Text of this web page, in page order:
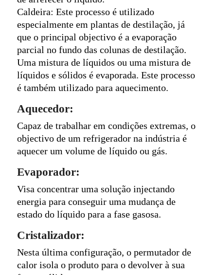
Caldeira: Este processo é utilizado
especialmente em plantas de destilação, já
que o principal objectivo é a evaporação
parcial no fundo das colunas de destilação.
Uma mistura de líquidos ou uma mistura de
líquidos e sólidos é evaporada. Este processo
é também utilizado para aquecimento.
Aquecedor:
Capaz de trabalhar em condições extremas, o
objectivo de um refrigerador na indústria é
aquecer um volume de líquido ou gás.
Evaporador:
Visa concentrar uma solução injectando
energia para conseguir uma mudança de
estado do líquido para a fase gasosa.
Cristalizador:
Nesta última configuração, o permutador de
calor isola o produto para o devolver à sua